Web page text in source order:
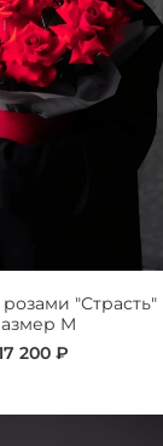
"Страсть"
M
200 ₽